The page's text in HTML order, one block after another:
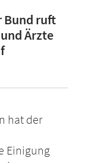
Bund ruft
Ärzte
hat der
Einigung